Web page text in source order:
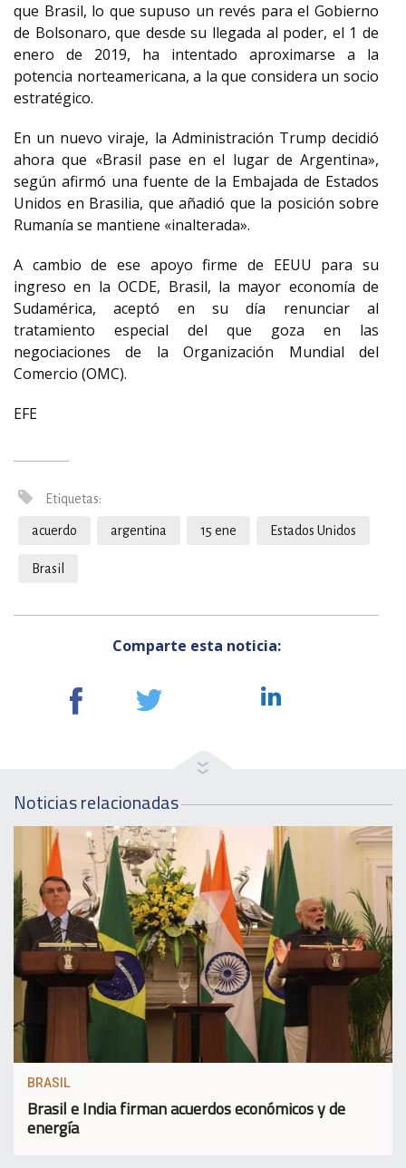
que Brasil, lo que supuso un revés para el Gobierno
de Bolsonaro, que desde su llegada al poder, el 1 de
enero de 2019, ha intentado aproximarse a la
potencia norteamericana, a la que considera un socio
estratégico.
En un nuevo viraje, la Administración Trump decidió
ahora que «Brasil pase en el lugar de Argentina»,
según afirmó una fuente de la Embajada de Estados
Unidos en Brasilia, que añadió que la posición sobre
Rumanía se mantiene «inalterada».
A cambio de ese apoyo firme de EEUU para su
ingreso en la OCDE, Brasil, la mayor economía de
Sudamérica, aceptó en su día renunciar al
tratamiento especial del que goza en las
negociaciones de la Organización Mundial del
Comercio (OMC).
EFE
Etiquetas:
acuerdo argentina 15 ene Estados Unidos
Brasil
Comparte esta noticia:
Noticias relacionadas
BRASIL
Brasil e India firman acuerdos económicos y de
energía